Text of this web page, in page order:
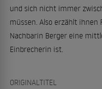
und sich nicht immer
müssen. Also erzählt ihnen
Nachbarin Berger eine
Einbrecherin ist.
ORIGINALTITEL